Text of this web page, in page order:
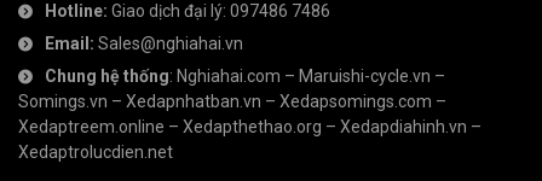
Hotline: Giao dịch đại lý: 097486 7486
Email: Sales@nghiahai.vn
Chung hệ thống: Nghiahai.com – Maruishi-cycle.vn –
Somings.vn – Xedapnhatban.vn – Xedapsomings.com –
Xedaptreem.online – Xedapthethao.org – Xedapdiahinh.vn –
Xedaptrolucdien.net